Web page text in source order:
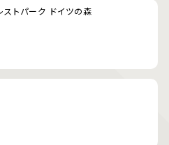
ストパーク ドイツの森